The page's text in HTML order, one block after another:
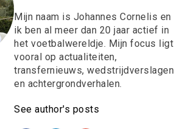
Mijn naam is Johannes Cornelis en
ik ben al meer dan 20 jaar actief in
het voetbalwereldje. Mijn focus ligt
vooral op actualiteiten,
transfernieuws, wedstrijdverslagen
en achtergrondverhalen.
See author's posts